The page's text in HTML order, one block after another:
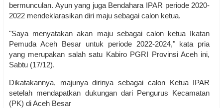
bermunculan. Ayun yang juga Bendahara IPAR periode 2020-
2022 mendeklarasikan diri maju sebagai calon ketua.
"Saya menyatakan akan maju sebagai calon ketua Ikatan
Pemuda Aceh Besar untuk periode 2022-2024," kata pria
yang merupakan salah satu Kabiro PGRI Provinsi Aceh ini,
Sabtu (17/12).
Dikatakannya, majunya dirinya sebagai calon Ketua IPAR
setelah mendapatkan dukungan dari Pengurus Kecamatan
(PK) di Aceh Besar